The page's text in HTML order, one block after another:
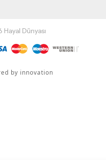
Dünyası
by innovation